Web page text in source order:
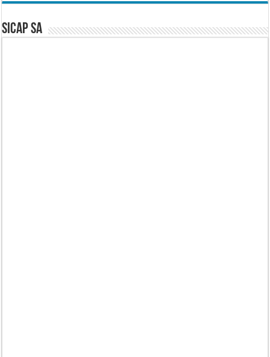
SICAP SA